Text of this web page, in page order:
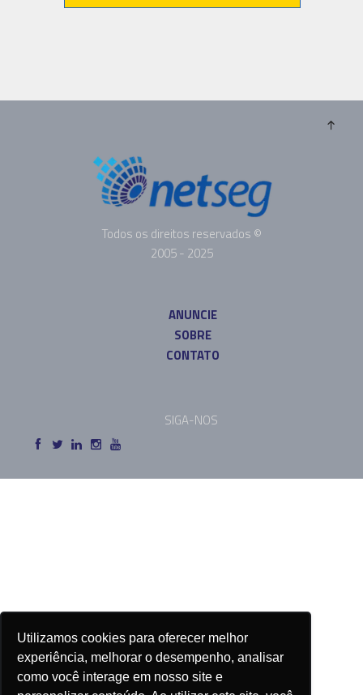
Utilizamos cookies para oferecer melhor
experiência, melhorar o desempenho, analisar
como você interage em nosso site e
Todos os direitos reservados ©
2005 - 2025
ANUNCIE
SOBRE
CONTATO
SIGA-NOS